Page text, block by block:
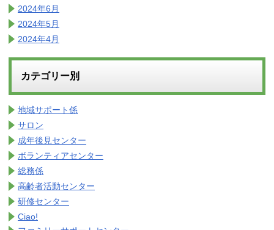
2024年6月
2024年5月
2024年4月
カテゴリー別
地域サポート係
サロン
成年後見センター
ボランティアセンター
総務係
高齢者活動センター
研修センター
Ciao!